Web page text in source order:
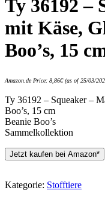
Ty 36192 –
mit Käse,
Boo’s, 15
Amazon.de Price: 8,86€(as of 25/03/
Ty 36192 – Squeaker –
Boo’s, 15 cm
Beanie Boo’s
Sammelkollektion
Jetzt kaufen bei Amazon*
Kategorie: Stofftiere